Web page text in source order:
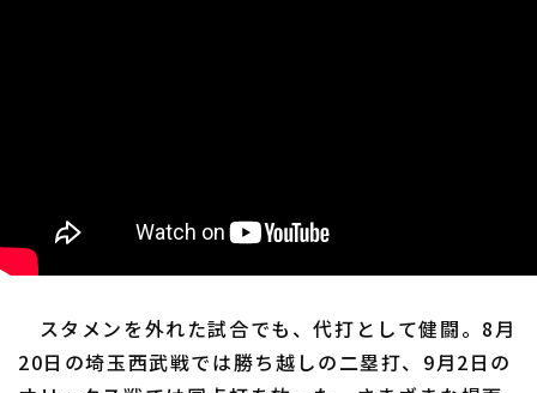
スタメンを外れた試合でも、代打として健闘。8月
20日の埼玉西武戦では勝ち越しの二塁打、9月2日の